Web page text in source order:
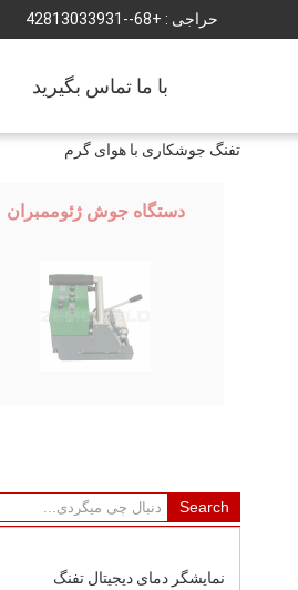
حراجی : +86--13933031824
با ما تماس بگیرید
تفنگ جوشکاری با هوای گرم
دستگاه جوش ژئوممبران
نمایشگر دمای دیجیتال تفنگ